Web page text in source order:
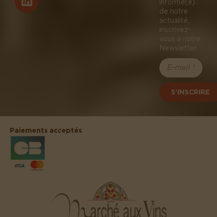
informé(e)
de notre
actualité,
inscrivez-
vous à notre
Newsletter
S'INSCRIRE
Paiements acceptés